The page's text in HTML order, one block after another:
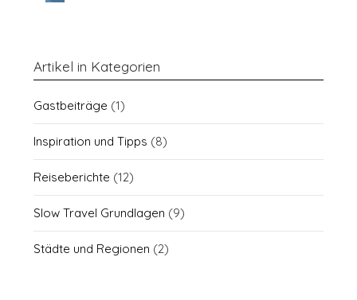
Artikel in Kategorien
Gastbeiträge (1)
Inspiration und Tipps (8)
Reiseberichte (12)
Slow Travel Grundlagen (9)
Städte und Regionen (2)